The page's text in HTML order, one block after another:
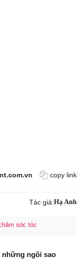
copy link
Tác giả:Hạ Anh
sóc tóc
những ngôi sao